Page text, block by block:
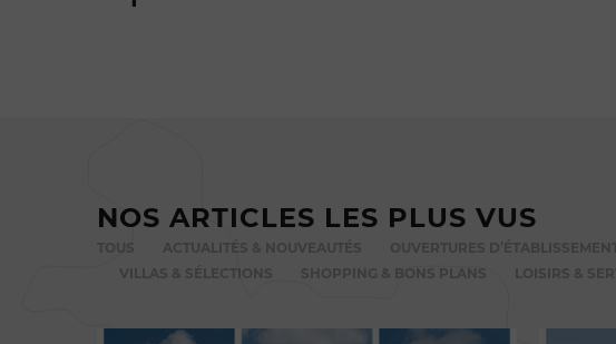
NOS ARTICLES LES PLUS VUS
TOUS ACTUALITÉS & NOUVEAUTÉS
VILLAS & SÉLECTIONS
SHOPPING & BONS PLANS